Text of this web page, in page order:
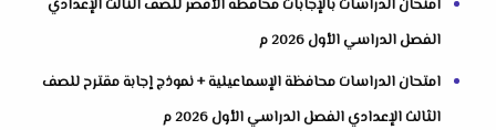
امتحان الدراسات بالإجابات محافظة الأقصر للصف الثالث الإعدادي
الفصل الدراسي الأول 2026 م
امتحان الدراسات محافظة الإسماعيلية + نموذج إجابة مقترح للصف
الثالث الإعدادي الفصل الدراسي الأول 2026 م